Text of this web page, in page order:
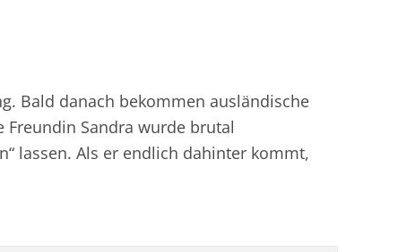
Bald danach bekommen ausländische
Sandra wurde brutal
lassen. Als er endlich dahinter kommt,